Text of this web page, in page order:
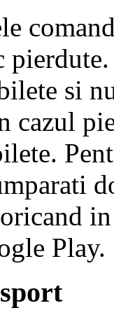
si
cazul
Play.